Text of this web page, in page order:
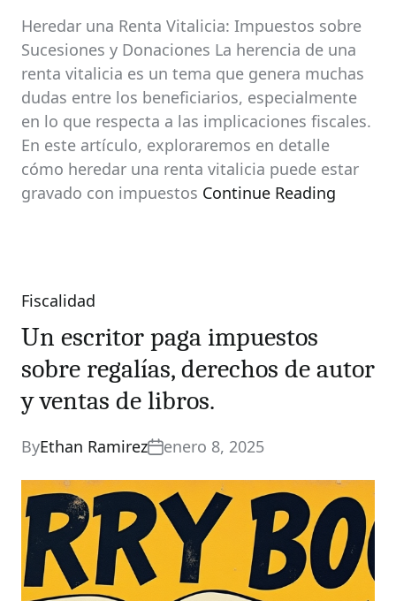
Heredar una Renta Vitalicia: Impuestos sobre
Sucesiones y Donaciones La herencia de una
renta vitalicia es un tema que genera muchas
dudas entre los beneficiarios, especialmente
en lo que respecta a las implicaciones fiscales.
En este artículo, exploraremos en detalle
cómo heredar una renta vitalicia puede estar
gravado con impuestos Continue Reading
Categories
Fiscalidad
Un escritor paga impuestos
sobre regalías, derechos de autor
y ventas de libros.
ByEthan Ramirez enero 8, 2025